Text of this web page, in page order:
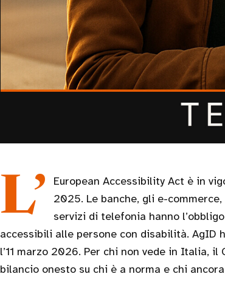
L’European Accessibility Act è in vigore in Italia da 11 mesi, dal 28 giugno
2025. Le banche, gli e-
servizi di telefonia hanno
accessibili alle persone con disabilità. AgID
l’11 marzo 2026. Per chi non vede in Italia,
bilancio onesto su chi è a norma e chi